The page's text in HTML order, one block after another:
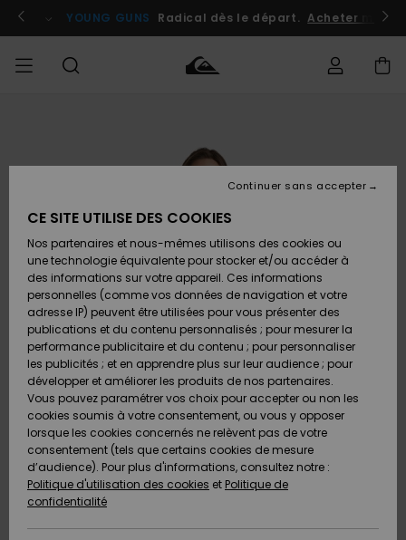
l'information
le
Se connecter / s'inscrire
YOUNG GUNS Radical dès le départ. Acheter
Chaussures
& Tongs
Surf
Snow
Nouveautés
A
Chaussures
& Tongs
Surf
Snow
Nouveautés
A
FEMME
A
Découvrir
Snow
SURF
Homme
Surf
Shop
Enfant
Highlights
Communauté
SNOW
Homme
Snow
Shop
Enfant
Snow
Shop
Femme
A
Découvrir
Communauté
OUTLET
Enfant
Outlet
Femme
AIDE &
CONTACT
commande
Retours
Paiement
Carte
Cadeau
Quiksilver
Freedom
Protection
des
MAGASINS
CE SITE UTILISE DES COOKIES
Nos partenaires et nous-mêmes utilisons des cookies ou
une technologie équivalente pour stocker et/ou accéder à
des informations sur votre appareil. Ces informations
personnelles (comme vos données de navigation et votre
adresse IP) peuvent être utilisées pour vous présenter des
publications et du contenu personnalisés ; pour mesurer la
performance publicitaire et du contenu ; pour personnaliser
les publicités ; et en apprendre plus sur leur audience ; pour
développer et améliorer les produits de nos partenaires.
Vous pouvez paramétrer vos choix pour accepter ou non les
cookies soumis à votre consentement, ou vous y opposer
lorsque les cookies concernés ne relèvent pas de votre
consentement (tels que certains cookies de mesure
d’audience). Pour plus d'informations, consultez notre :
Politique d'utilisation des cookies et Politique de
confidentialité
Continuer sans accepter